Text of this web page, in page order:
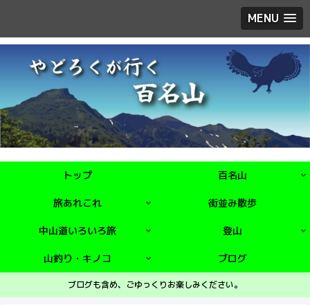
MENU
トップ 百名山
旅あれこれ 街並み散歩
中山道いろいろ旅 登山
山釣り・キノコ ブログ
ブログも含め、ごゆっくりお楽しみください。